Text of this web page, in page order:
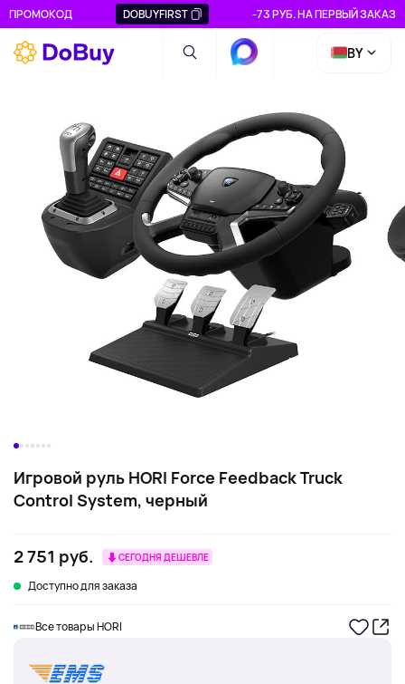
ПРОМОКОД DOBUYFIRST -73 РУБ. НА ПЕРВЫЙ ЗАКАЗ
BY
Игровой руль HORI Force Feedback Truck
Control System, черный
2 751 руб. СЕГОДНЯ ДЕШЕВЛЕ
Доступно для заказа
Все товары HORI